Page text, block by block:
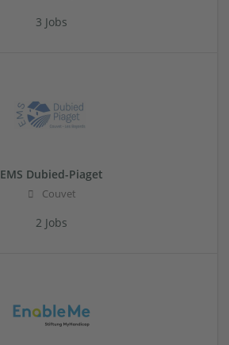
3 Jobs
EMS Dubied-Piaget
Couvet
2 Jobs